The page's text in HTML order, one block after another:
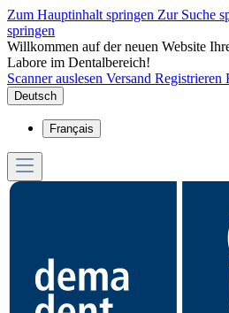
Zum Hauptinhalt springen Zur Suche
springen
Willkommen auf der neuen Website
Labore im Dentalbereich!
Scanner auslesen Versand Registrieren
Deutsch
Français